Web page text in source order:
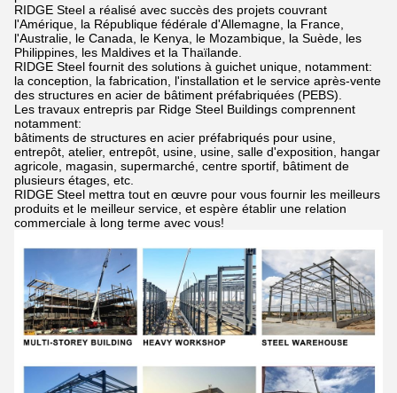
RIDGE Steel a réalisé avec succès des projets couvrant
l'Amérique, la République fédérale d'Allemagne, la France,
l'Australie, le Canada, le Kenya, le Mozambique, la Suède, les
Philippines, les Maldives et la Thaïlande.
RIDGE Steel fournit des solutions à guichet unique, notamment:
la conception, la fabrication, l'installation et le service après-vente
des structures en acier de bâtiment préfabriquées (PEBS).
Les travaux entrepris par Ridge Steel Buildings comprennent
notamment:
bâtiments de structures en acier préfabriqués pour usine,
entrepôt, atelier, entrepôt, usine, usine, salle d'exposition, hangar
agricole, magasin, supermarché, centre sportif, bâtiment de
plusieurs étages, etc.
RIDGE Steel mettra tout en œuvre pour vous fournir les meilleurs
produits et le meilleur service, et espère établir une relation
commerciale à long terme avec vous!